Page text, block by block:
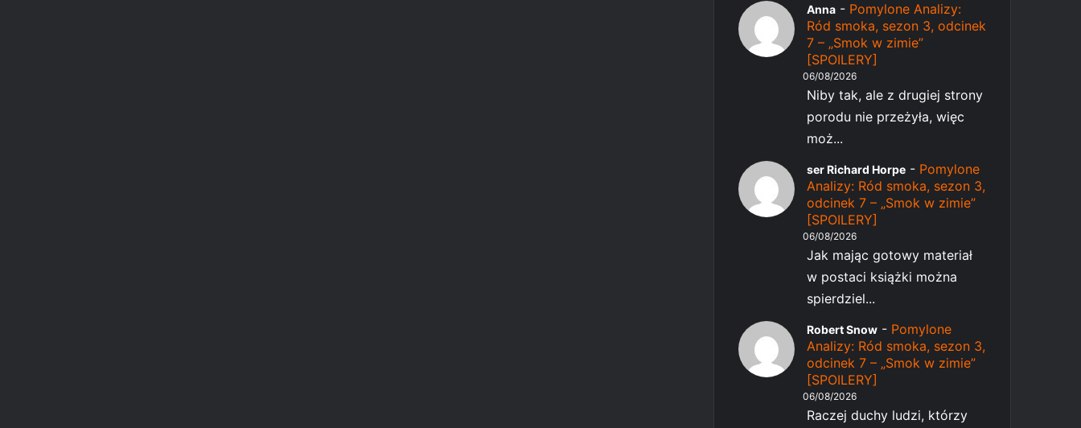
Anna - Pomylone Analizy:
Ród smoka, sezon 3, odcinek
7 – „Smok w zimie”
[SPOILERY]
06/08/2026
Niby tak, ale z drugiej strony
porodu nie przeżyła, więc
moż...
ser Richard Horpe - Pomylone
Analizy: Ród smoka, sezon 3,
odcinek 7 – „Smok w zimie”
[SPOILERY]
06/08/2026
Jak mając gotowy materiał
w postaci książki można
spierdziel...
Robert Snow - Pomylone
Analizy: Ród smoka, sezon 3,
odcinek 7 – „Smok w zimie”
[SPOILERY]
06/08/2026
Raczej duchy ludzi, którzy